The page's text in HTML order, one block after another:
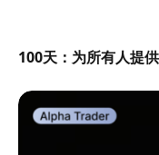
100天：为所有人提